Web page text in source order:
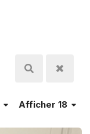
Afficher 18